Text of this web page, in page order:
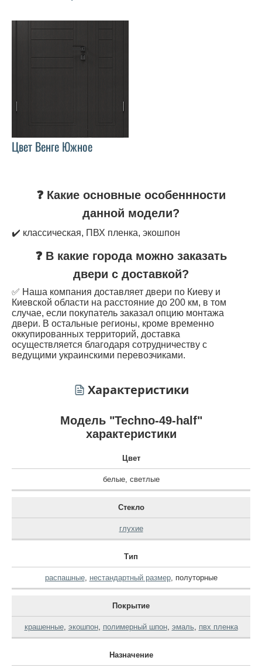
Цвет Венге Южное
❓ Какие основные особеннности
данной модели?
✔️ классическая, ПВХ пленка, экошпон
❓ В какие города можно заказать
двери с доставкой?
✅ Наша компания доставляет двери по Киеву и
Киевской области на расстояние до 200 км, в том
случае, если покупатель заказал опцию монтажа
двери. В остальные регионы, кроме временно
оккупированных территорий, доставка
осуществляется благодаря сотрудничеству с
ведущими украинскими перевозчиками.
Характеристики
Модель "Techno-49-half"
характеристики
Цвет
белые, светлые
Стекло
глухие
Тип
распашные, нестандартный размер, полуторные
Покрытие
крашенные, экошпон, полимерный шпон, эмаль пвх пленка
Назначение